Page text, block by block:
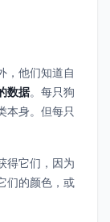
，他们知道自
数据。每只狗
本身。但每只
得它们，因为
们的颜色，或